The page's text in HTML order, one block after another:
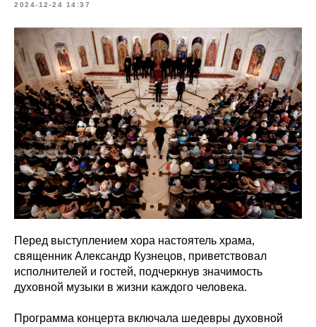
2024-12-24 14:37
Перед выступлением хора настоятель храма,
священник Александр Кузнецов, приветствовал
исполнителей и гостей, подчеркнув значимость
духовной музыки в жизни каждого человека.
Программа концерта включала шедевры духовной